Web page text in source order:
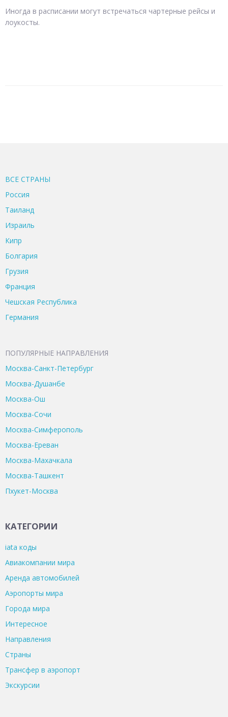
Иногда в расписании могут встречаться чартерные рейсы и
лоукосты.
ВСЕ CТРАНЫ
Россия
Таиланд
Израиль
Кипр
Болгария
Грузия
Франция
Чешская Республика
Германия
ПОПУЛЯРНЫЕ НАПРАВЛЕНИЯ
Москва-Санкт-Петербург
Москва-Душанбе
Москва-Ош
Москва-Сочи
Москва-Симферополь
Москва-Ереван
Москва-Махачкала
Москва-Ташкент
Пхукет-Москва
КАТЕГОРИИ
iata коды
Авиакомпании мира
Аренда автомобилей
Аэропорты мира
Города мира
Интересное
Направления
Страны
Трансфер в аэропорт
Экскурсии